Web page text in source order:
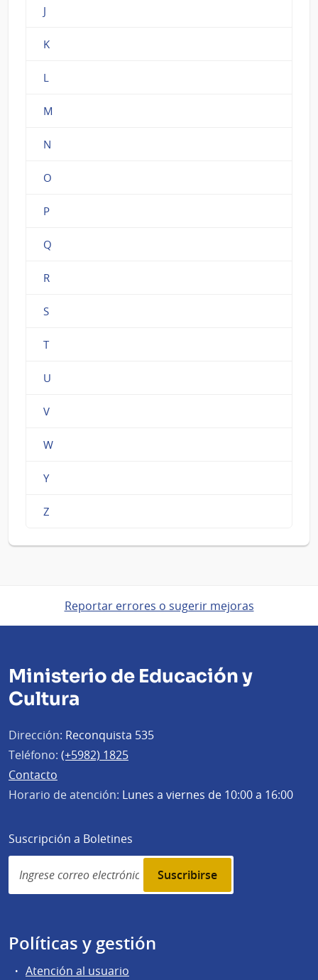
J
K
L
M
N
O
P
Q
R
S
T
U
V
W
Y
Z
Reportar errores o sugerir mejoras
Ministerio de Educación y
Cultura
Dirección: Reconquista 535
Teléfono: (+5982) 1825
Contacto
Horario de atención: Lunes a viernes de 10:00 a 16:00
Suscripción a Boletines
Simplenews
subscription
Políticas y gestión
Atención al usuario